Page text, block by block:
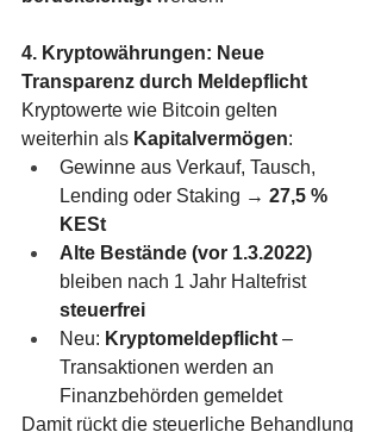
4. Kryptowährungen: Neue
Transparenz durch Meldepflicht
Kryptowerte wie Bitcoin gelten
weiterhin als Kapitalvermögen:
Gewinne aus Verkauf, Tausch,
Lending oder Staking → 27,5 %
KESt
Alte Bestände (vor 1.3.2022)
bleiben nach 1 Jahr Haltefrist
steuerfrei
Neu: Kryptomeldepflicht –
Transaktionen werden an
Finanzbehörden gemeldet
Damit rückt die steuerliche Behandlung